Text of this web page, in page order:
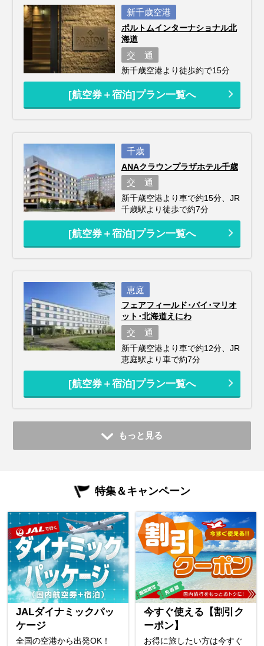
新千歳空港
ポルトムインターナショナル北
海道
交 通
新千歳空港より徒歩約で15分
[航空券＋宿泊]プラン一覧へ
千歳
ANAクラウンプラザホテル千歳
交 通
新千歳空港より車で約15分、JR
千歳駅より徒歩で約7分
[航空券＋宿泊]プラン一覧へ
恵庭
フェアフィールド･バイ･マリオ
ット･北海道えにわ
交 通
新千歳空港より車で約12分、JR
恵庭駅より車で約7分
[航空券＋宿泊]プラン一覧へ
もっと見る
特集＆キャンペーン
JALダイナミックパッ
ケージ
全国の空港から出発OK！
今すぐ使える【割引ク
ーポン】
お得に旅したい方は今すぐ